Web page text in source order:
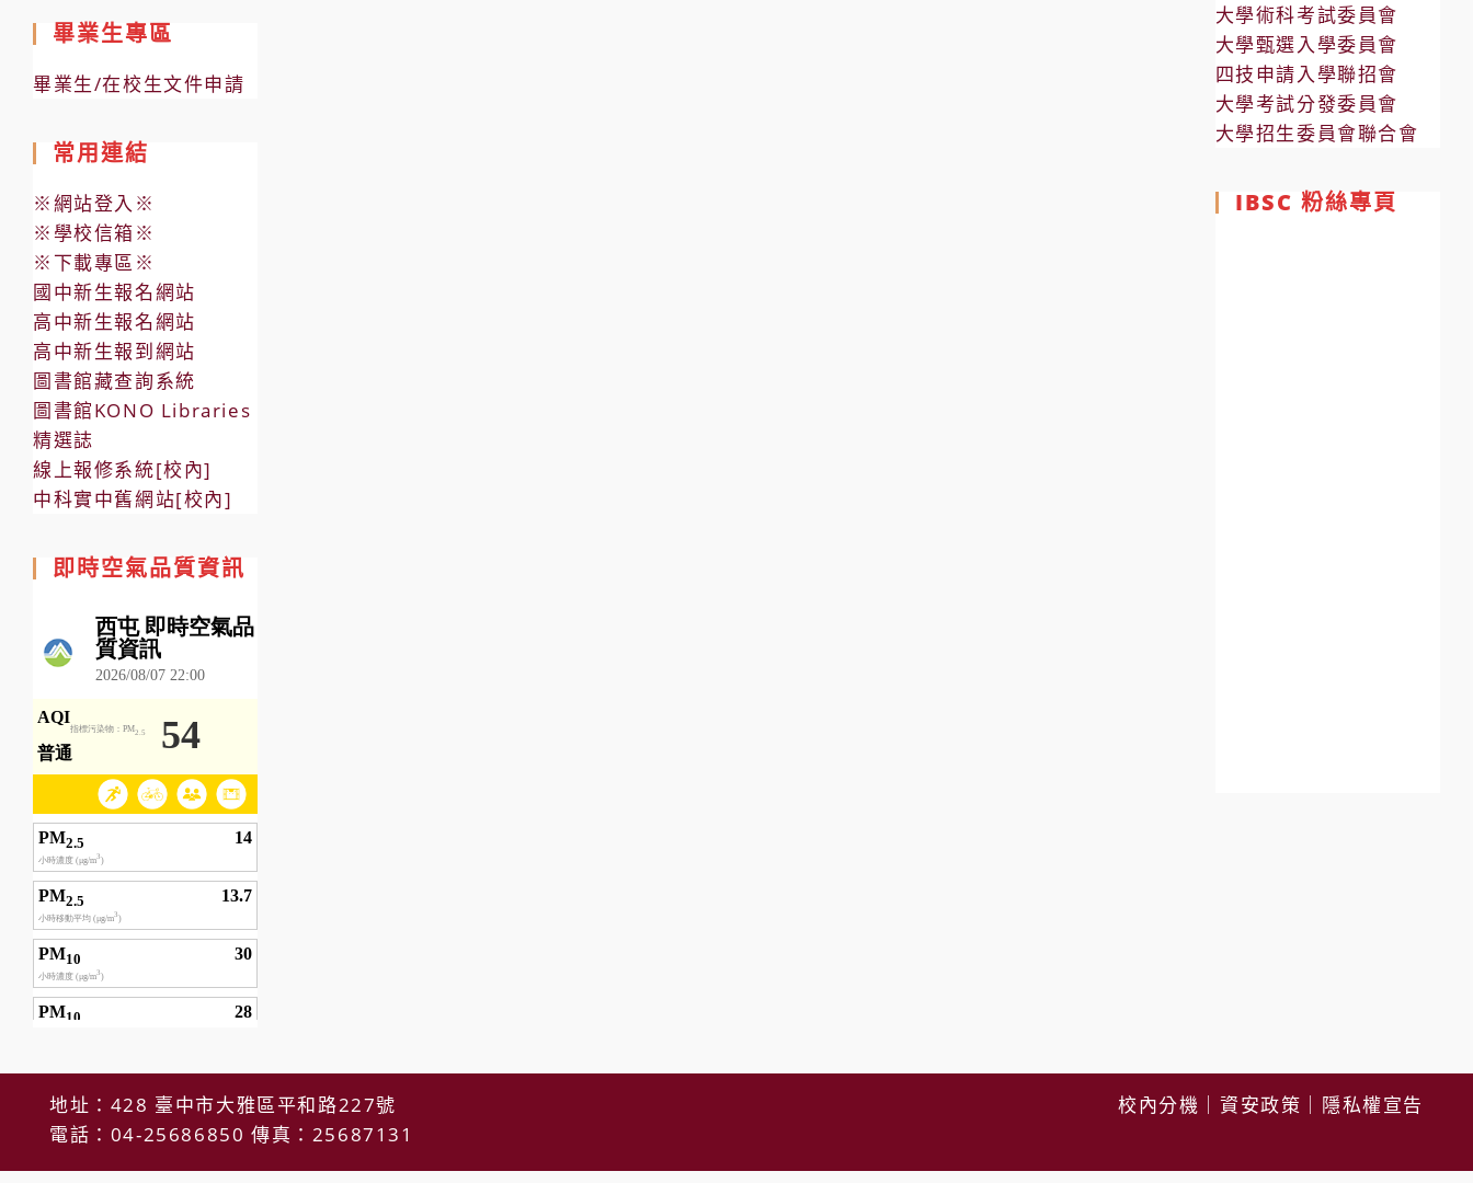
畢業生專區
畢業生/在校生文件申請
常用連結
※網站登入※
※學校信箱※
※下載專區※
國中新生報名網站
高中新生報名網站
高中新生報到網站
圖書館藏查詢系統
圖書館KONO Libraries
精選誌
線上報修系統[校內]
中科實中舊網站[校內]
即時空氣品質資訊
大學術科考試委員會
大學甄選入學委員會
四技申請入學聯招會
大學考試分發委員會
大學招生委員會聯合會
IBSC 粉絲專頁
地址：428 臺中市大雅區平和路227號
電話：04-25686850 傳真：25687131
校內分機 資安政策 隱私權宣告